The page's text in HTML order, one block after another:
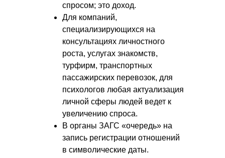
спросом; это доход.
Для компаний,
специализирующихся на
консультациях личностного
роста, услугах знакомств,
турфирм, транспортных
пассажирских перевозок, для
психологов любая актуализация
личной сферы людей ведет к
увеличению спроса.
В органы ЗАГС «очередь» на
запись регистрации отношений
в символические даты.